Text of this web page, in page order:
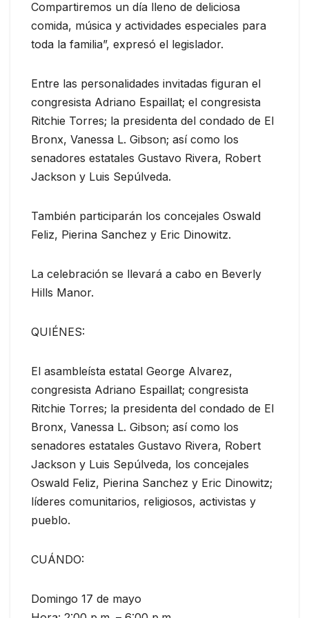
Compartiremos un día lleno de deliciosa
comida, música y actividades especiales para
toda la familia”, expresó el legislador.
Entre las personalidades invitadas figuran el
congresista Adriano Espaillat; el congresista
Ritchie Torres; la presidenta del condado de El
Bronx, Vanessa L. Gibson; así como los
senadores estatales Gustavo Rivera, Robert
Jackson y Luis Sepúlveda.
También participarán los concejales Oswald
Feliz, Pierina Sanchez y Eric Dinowitz.
La celebración se llevará a cabo en Beverly
Hills Manor.
QUIÉNES:
El asambleísta estatal George Alvarez,
congresista Adriano Espaillat; congresista
Ritchie Torres; la presidenta del condado de El
Bronx, Vanessa L. Gibson; así como los
senadores estatales Gustavo Rivera, Robert
Jackson y Luis Sepúlveda, los concejales
Oswald Feliz, Pierina Sanchez y Eric Dinowitz;
líderes comunitarios, religiosos, activistas y
pueblo.
CUÁNDO:
Domingo 17 de mayo